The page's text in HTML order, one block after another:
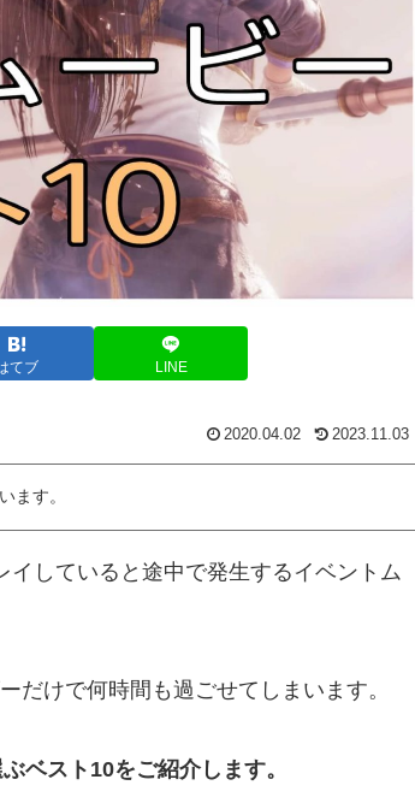
てブ LINE
2020.04.02 2023.11.03
ます。
していると途中で発生するイベントム
だけで何時間も過ごせてしまいます。
ベスト10をご紹介します。